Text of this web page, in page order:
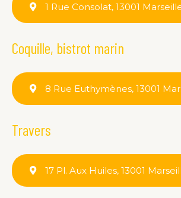
1 Rue Consolat, 13001
Coquille, bistrot marin
8 Rue Euthymènes, 13001
Travers
17 Pl. Aux Huiles, 13001